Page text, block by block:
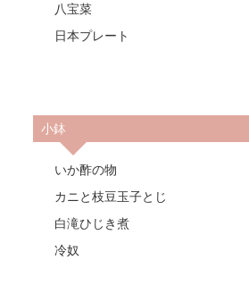
八宝菜
日本プレート
小鉢
いか酢の物
カニと枝豆玉子とじ
白滝ひじき煮
冷奴